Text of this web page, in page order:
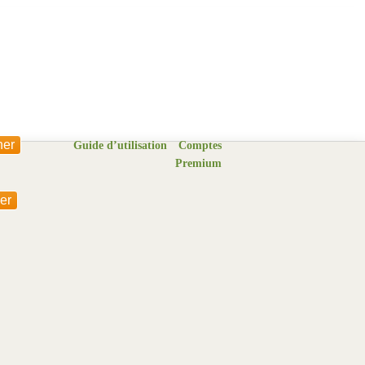
Guide d’utilisation
Comptes
Premium